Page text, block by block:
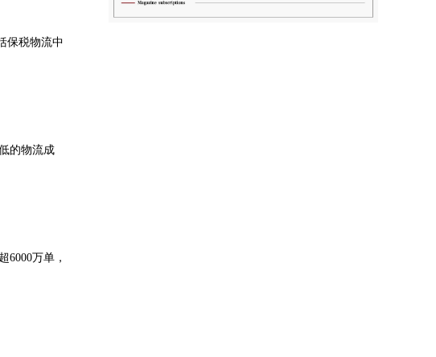
保税物流中
的物流成
6000万单，